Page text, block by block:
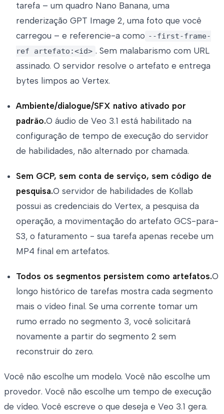
tarefa – um quadro Nano Banana, uma
renderização GPT Image 2, uma foto que você
carregou – e referencie-a como --first-frame-
ref artefato:<id> . Sem malabarismo com URL
assinado. O servidor resolve o artefato e entrega
bytes limpos ao Vertex.
Ambiente/dialogue/SFX nativo ativado por
padrão.O áudio de Veo 3.1 está habilitado na
configuração de tempo de execução do servidor
de habilidades, não alternado por chamada.
Sem GCP, sem conta de serviço, sem código de
pesquisa.O servidor de habilidades de Kollab
possui as credenciais do Vertex, a pesquisa da
operação, a movimentação do artefato GCS-para-
S3, o faturamento - sua tarefa apenas recebe um
MP4 final em artefatos.
Todos os segmentos persistem como artefatos.O
longo histórico de tarefas mostra cada segmento
mais o vídeo final. Se uma corrente tomar um
rumo errado no segmento 3, você solicitará
novamente a partir do segmento 2 sem
reconstruir do zero.
Você não escolhe um modelo. Você não escolhe um
provedor. Você não escolhe um tempo de execução
de vídeo. Você escreve o que deseja e Veo 3.1 gera.